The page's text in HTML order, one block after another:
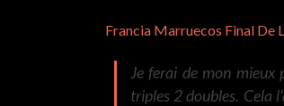
Francia Marruecos Final De
Je ferai de mon mieux
triples 2 doubles. Cela